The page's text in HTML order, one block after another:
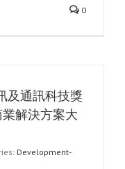
0
及通訊科技獎
業解決方案大
Development-